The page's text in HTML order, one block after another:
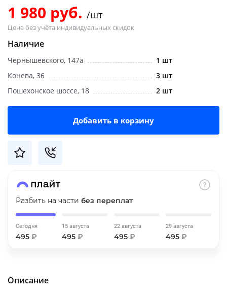
1 980 руб. /шт
Цена без учёта индивидуальных скидок
Наличие
Чернышевского, 147а
1 шт
Конева, 36
3 шт
Пошехонское шоссе, 18
2 шт
Добавить в корзину
Разбить на части без переплат
Сегодня
495 ₽
15 августа
495₽
22 августа
495 ₽
29 августа
495 ₽
Описание
Оплачивайте сегодня только
25 % картой любого банка
выбранный способом
Оставшиеся75% будут
списыватьсяс вашей карты
каждые 2 недели
об оплате Плайтом
25
Остались вопросы?